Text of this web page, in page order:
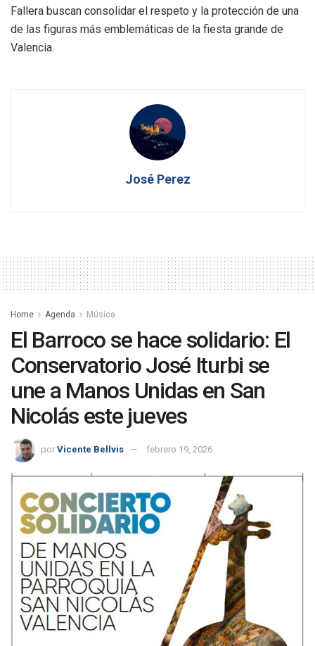
Fallera buscan consolidar el respeto y la protección de una
de las figuras más emblemáticas de la fiesta grande de
Valencia.
José Perez
Home Agenda Música
El Barroco se hace solidario: El
Conservatorio José Iturbi se
une a Manos Unidas en San
Nicolás este jueves
por Vicente Bellvis febrero 19, 2026